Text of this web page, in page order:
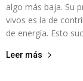
algo más baja. Su
vivos es la de
de energía. Esto
Leer más